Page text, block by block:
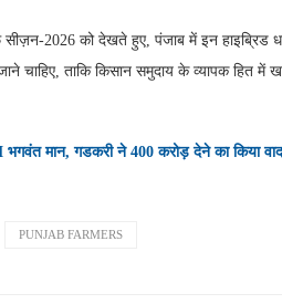
2026 को देखते हुए, पंजाब में इन हाइब्रिड
चाहिए, ताकि किसान समुदाय के व्यापक
भगवंत मान, गडकरी ने 400 करोड़ देने का किया
PUNJAB FARMERS